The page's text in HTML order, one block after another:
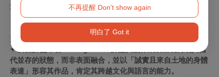
不再提醒 Don't show again
明白了 Got it
量，能引導觀眾進入不同文化的感知狀態。
✦ 英國媒體The Reviews Hub指出，其作品具高度情感連結
（compassionate），並特別強調「聲音與身體並行」的表現
形式，使舞蹈從視覺經驗轉化為關於關係與存在的感知過程。
✦ 舞蹈評論平台
評論其創作成功呈現傳統與當
代並存的狀態，而非表面融合，並以「誠實且來自土地的身體
表達」形容其作品，肯定其跨越文化與語言的能力。